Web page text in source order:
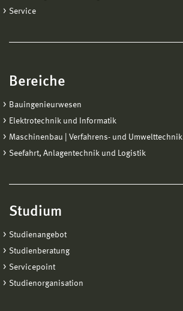
Service
Bereiche
Bauingenieurwesen
Elektrotechnik und Informatik
Maschinenbau | Verfahrens- und Umwelttechnik
Seefahrt, Anlagentechnik und Logistik
Studium
Studienangebot
Studienberatung
Servicepoint
Studienorganisation